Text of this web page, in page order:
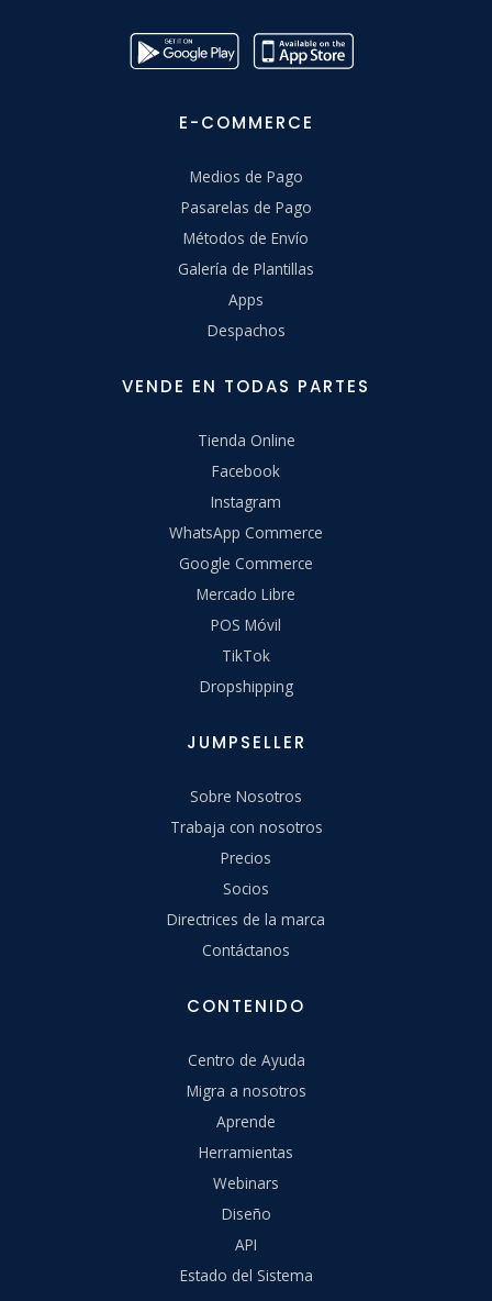
E-COMMERCE
Medios de Pago
Pasarelas de Pago
Métodos de Envío
Galería de Plantillas
Apps
Despachos
VENDE EN TODAS PARTES
Tienda Online
Facebook
Instagram
WhatsApp Commerce
Google Commerce
Mercado Libre
POS Móvil
TikTok
Dropshipping
JUMPSELLER
Sobre Nosotros
Trabaja con nosotros
Precios
Socios
Directrices de la marca
Contáctanos
CONTENIDO
Centro de Ayuda
Migra a nosotros
Aprende
Herramientas
Webinars
Diseño
API
Estado del Sistema